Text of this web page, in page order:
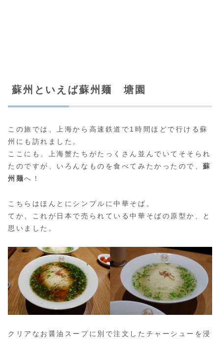
蘇州といえば蘇州麺 塘園
この旅では、上海から高速鉄道で1時間ほどで行ける蘇
州にも訪れました。
ここにも、上海蟹たちがたっくさん並んでいてそそられ
たのですが、いろんなものを食べてみたかったので、蘇
州麺へ！
こちらはほんとにシンプルに中華そば。
てか、これが日本で売られている中華そばの原型か、と
思いました。
クリアなお醤油スープに別で注文したチャーシューを浸